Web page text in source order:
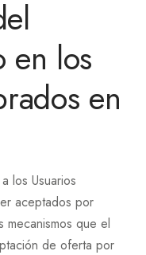
en los
en
los Usuarios
aceptados por
que el
de oferta por